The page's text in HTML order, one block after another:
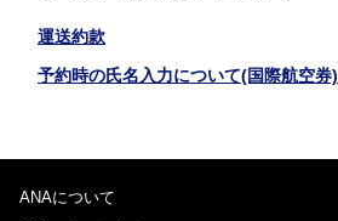
運送約款
予約時の氏名入力について(国際航空券)
ANAについて